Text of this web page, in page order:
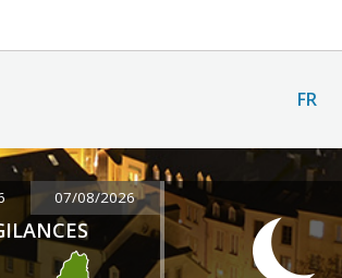
FR
07/08/2026